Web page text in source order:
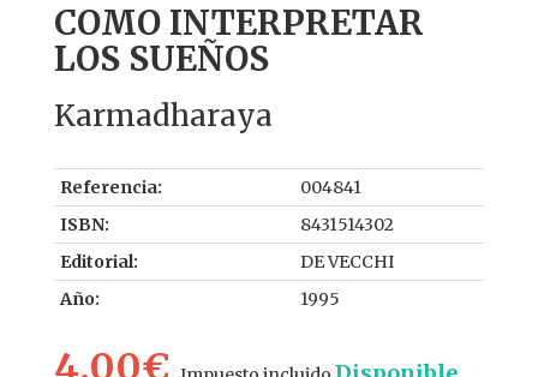
COMO INTERPRETAR
LOS SUEÑOS
Karmadharaya
Referencia:
004841
ISBN:
8431514302
Editorial:
DE VECCHI
Año:
1995